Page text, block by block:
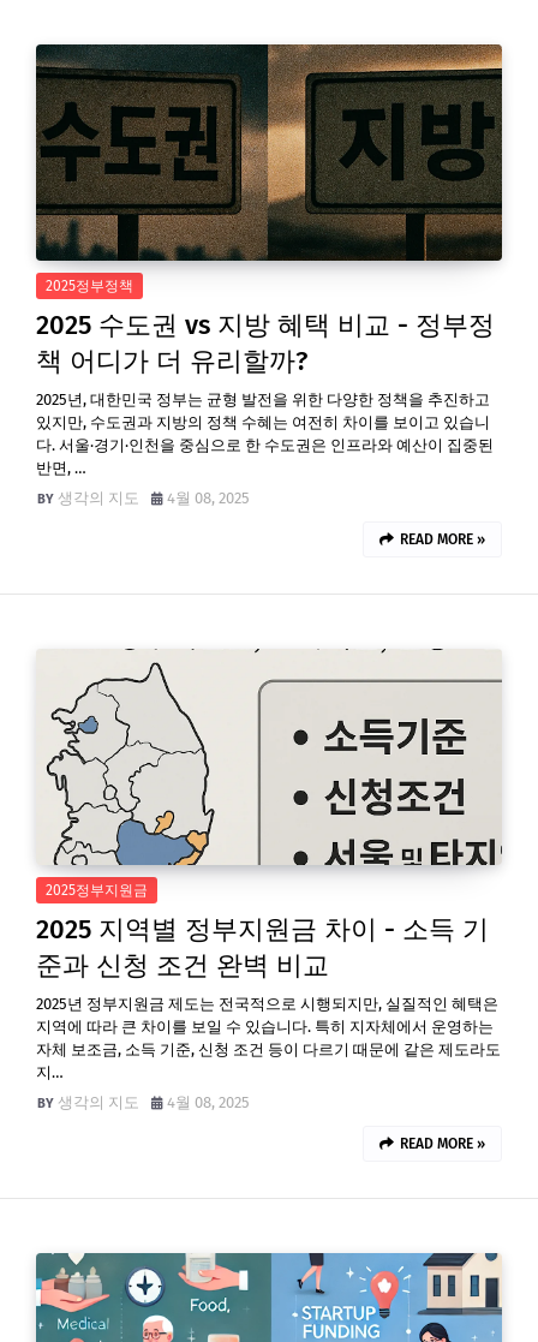
2025정부정책
2025 수도권 vs 지방 혜택 비교 - 정부정
책 어디가 더 유리할까?
2025년, 대한민국 정부는 균형 발전을 위한 다양한 정책을 추진하고
있지만, 수도권과 지방의 정책 수혜는 여전히 차이를 보이고 있습니
다. 서울·경기·인천을 중심으로 한 수도권은 인프라와 예산이 집중된
반면, …
생각의 지도
4월 08, 2025
READ MORE »
2025정부지원금
2025 지역별 정부지원금 차이 - 소득 기
준과 신청 조건 완벽 비교
2025년 정부지원금 제도는 전국적으로 시행되지만, 실질적인 혜택은
지역에 따라 큰 차이를 보일 수 있습니다. 특히 지자체에서 운영하는
자체 보조금, 소득 기준, 신청 조건 등이 다르기 때문에 같은 제도라도
지…
생각의 지도
4월 08, 2025
READ MORE »